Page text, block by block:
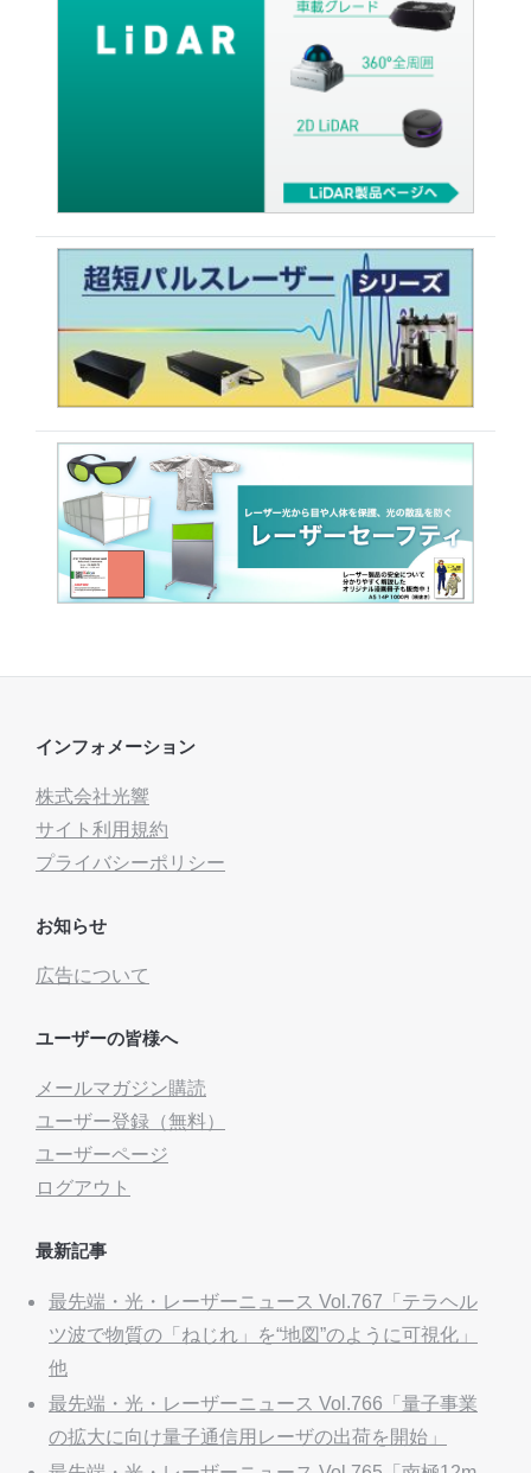
インフォメーション
株式会社光響
サイト利用規約
プライバシーポリシー
お知らせ
広告について
ユーザーの皆様へ
メールマガジン購読
ユーザー登録（無料）
ユーザーページ
ログアウト
最新記事
最先端・光・レーザーニュース Vol.767「テラヘル
ツ波で物質の「ねじれ」を“地図”のように可視化」
他
最先端・光・レーザーニュース Vol.766「量子事業
の拡大に向け量子通信用レーザの出荷を開始」